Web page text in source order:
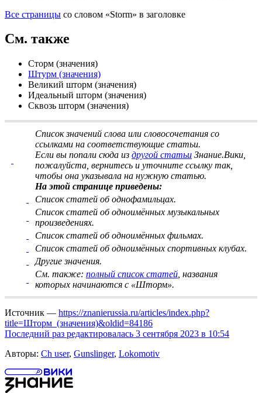
Все страницы со словом «Storm» в заголовке
См. также
Сторм (значения)
Штурм (значения)
Великий шторм (значения)
Идеальный шторм (значения)
Сквозь шторм (значения)
Список значений слова или словосочетания со
ссылками на соответствующие статьи.
Если вы попали сюда из другой статьи Знание.Вики,
пожалуйста, вернитесь и уточните ссылку так,
чтобы она указывала на нужную статью.
На этой странице приведены:
Список статей об однофамильцах.
Список статей об одноимённых музыкальных
произведениях.
Список статей об одноимённых фильмах.
Список статей об одноимённых спортивных клубах.
Другие значения.
См. также: полный список статей , названия
которых начинаются с «Шторм».
Источник — https://znanierussia.ru/articles/index.php?
title=Шторм_(значения)&oldid=84186
Последний раз редактировалась 3 сентября 2023 в 10:54
Авторы: Ch user, Gunslinger, Lokomotiv